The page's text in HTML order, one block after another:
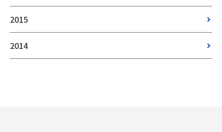
2015
2014